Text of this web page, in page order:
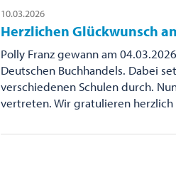
10.03.2026
Herzlichen Glückwunsch
Polly Franz gewann am
Deutschen Buchhandels. Dabei
verschiedenen Schulen durch.
vertreten. Wir gratulieren